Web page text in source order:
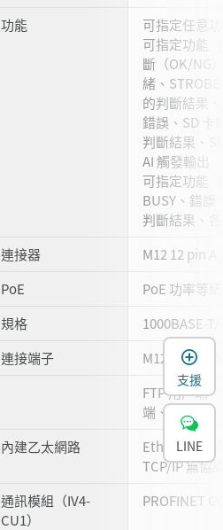
功能
可指定任意
可指定功能
斷（OK/NG
緒、
的判斷結果
錯誤、SD 卡
判斷結果、
AI 觸發輸出
可指定功能
BUSY、錯誤
判斷結果、
連接器
M12 12 pin
PoE
PoE 功率等
規格
1000BASE-
連接端子
M12 8 pin X
FTP 用戶端
端、OPC UA
內建乙太網路
EtherNet/IP
TCP/IP 無協
通訊模組（IV4-
CU1）
PROFINET
支援
LINE